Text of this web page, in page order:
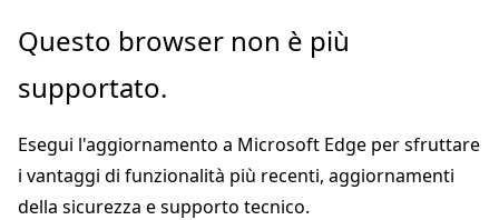
Ignora
passa
contenuto
principale
Questo browser non è più
supportato.
Esegui l'aggiornamento a Microsoft Edge per sfruttare
i vantaggi di funzionalità più recenti, aggiornamenti
della sicurezza e supporto tecnico.